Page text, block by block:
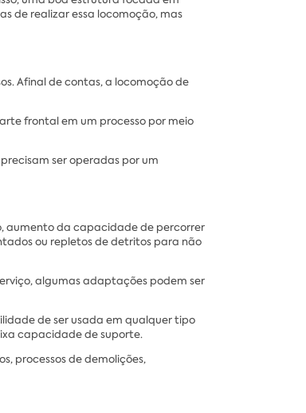
de realizar essa locomoção, mas
Afinal de contas, a locomoção de
frontal em um processo por meio
ser operadas por um
aumento da capacidade de percorrer
ou repletos de detritos para não
algumas adaptações podem ser
de ser usada em qualquer tipo
capacidade de suporte.
processos de demolições,